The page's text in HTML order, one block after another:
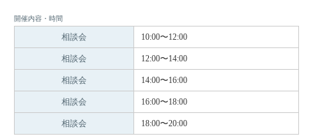
開催内容・時間
相談会 10:00〜12:00
相談会 12:00〜14:00
相談会 14:00〜16:00
相談会 16:00〜18:00
相談会 18:00〜20:00